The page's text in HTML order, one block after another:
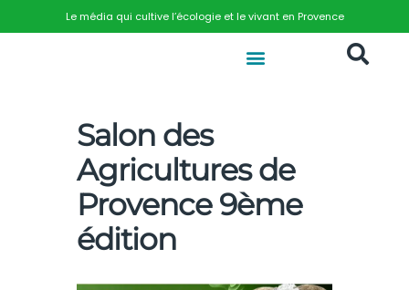
Le média qui cultive l’écologie et le vivant en Provence
Salon des
Agricultures de
Provence 9ème
édition